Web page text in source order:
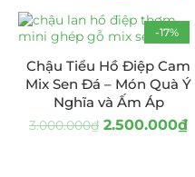
-17%
Chậu Tiểu Hồ Điệp Cam
Mix Sen Đá – Món Quà Ý
Nghĩa và Ấm Áp
3.000.000₫ 2.500.000₫